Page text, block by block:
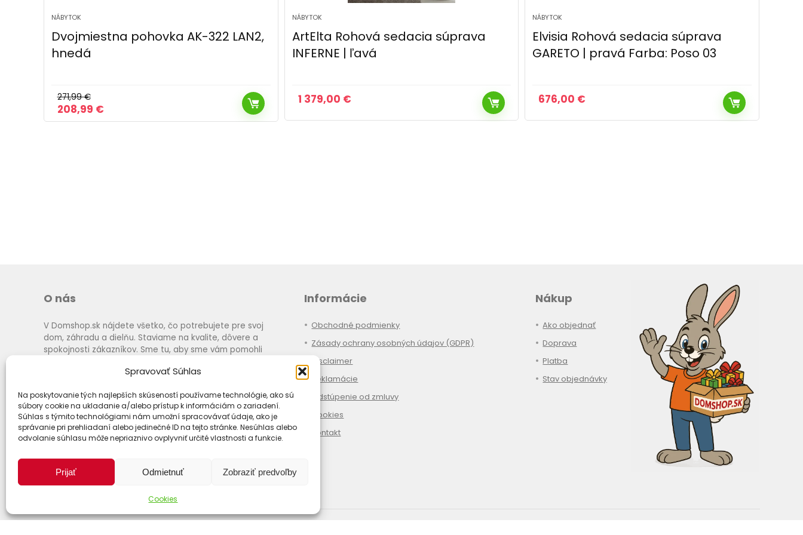
Spravovať Súhlas
Na poskytovanie tých najlepších skúseností používame technológie, ako sú
súbory cookie na ukladanie a/alebo prístup k informáciám o zariadení.
Súhlas s týmito technológiami nám umožní spracovávať údaje, ako je
správanie pri prehliadaní alebo jedinečné ID na tejto stránke. Nesúhlas alebo
odvolanie súhlasu môže nepriaznivo ovplyvniť určité vlastnosti a funkcie.
Prijať Odmietnuť Zobraziť predvoľby
Cookies
NÁBYTOK
ArtElta Rohová sedacia súprava
INFERNE | ľavá
1 379,00
NÁBYTOK
Elvisia Rohová sedacia súprava
GARETO | pravá Farba: Poso 03
676,00€
NÁBYTOK
Elvisia Rohová sedacia súprava
GARETO | ľavá Farba: Poso 60
676,00€
O nás
V Domshop.sk nájdete všetko, čo potrebujete pre svoj
dom, záhradu a dielňu. Staviame na kvalite, dôvere a
spokojnosti zákazníkov. Sme tu, aby sme vám pomohli
Informácie
Obchodné podmienky
Zásady ochrany osobných údajov (GDPR)
Disclaimer
Reklamácie
Odstúpenie od zmluvy
Cookies
Kontakt
Nákup
Ako objednať
Doprava
Platba
Stav objednávky